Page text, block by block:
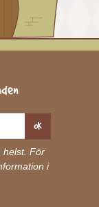
OK
helst. För
i